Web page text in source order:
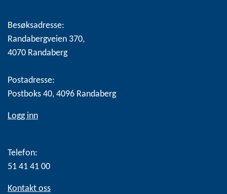
Besøksadresse:
Randabergveien 370,
4070 Randaberg
Postadresse:
Postboks 40, 4096 Randaberg
Logg inn
Telefon:
51 41 41 00
Kontakt oss